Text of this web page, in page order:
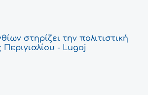
στηρίζει την πολιτιστική
- Lugoj